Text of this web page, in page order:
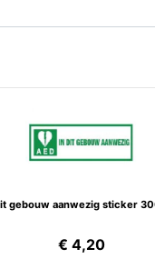
gebouw aanwezig sticker
€ 4,20